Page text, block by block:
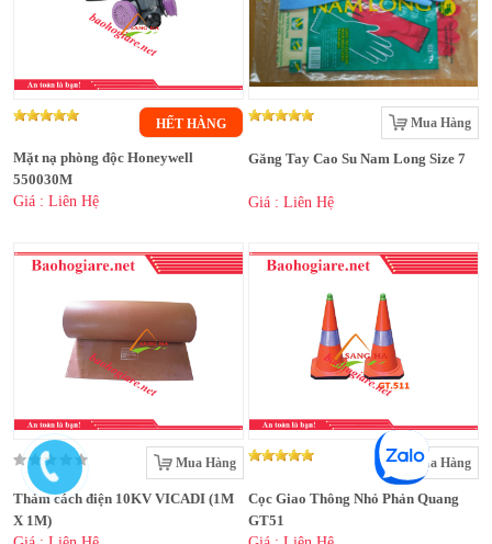
HẾT HÀNG
Mặt nạ phòng độc Honeywell
550030M
Giá : Liên Hệ
Mua Hàng
Găng Tay Cao Su Nam Long Size 7
Giá : Liên Hệ
Mua Hàng
Thảm cách điện 10KV VICADI (1M
X 1M)
Mua Hàng
Cọc Giao Thông Nhỏ Phản Quang
GT51